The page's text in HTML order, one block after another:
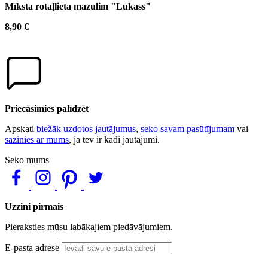
Mīksta rotaļlieta mazulim "Lukass"
8,90 €
Priecāsimies palīdzēt
Apskati biežāk uzdotos jautājumus, seko savam pasūtījumam vai
sazinies ar mums, ja tev ir kādi jautājumi.
Seko mums
Uzzini pirmais
Pieraksties mūsu labākajiem piedāvājumiem.
E-pasta adrese